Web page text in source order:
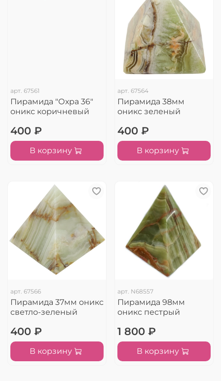
арт. 67561
Пирамида "Охра 36"
оникс коричневый
400 ₽
В корзину
арт. 67564
Пирамида 38мм
оникс зеленый
400 ₽
В корзину
арт. 67566
Пирамида 37мм оникс
светло-зеленый
400 ₽
В корзину
арт. N68557
Пирамида 98мм
оникс пестрый
1 800 ₽
В корзину